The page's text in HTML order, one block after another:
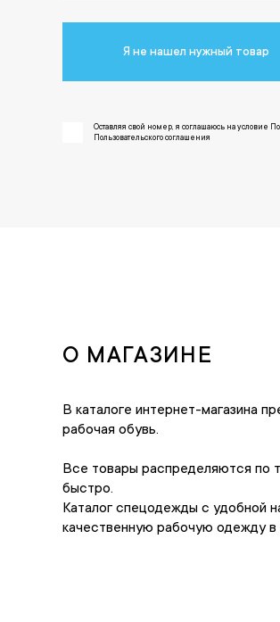
Я не нашел нужный товар
Оставляя свой номер, я соглашаюсь на условие
Пользовательского соглашения
О МАГАЗИНЕ
В каталоге интернет-магазина
рабочая обувь.
Все товары распределяются по
быстро.
Каталог спецодежды с удобной
качественную рабочую одежду в